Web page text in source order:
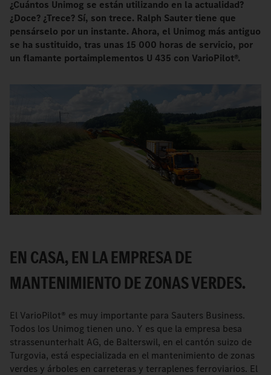
¿Cuántos Unimog se están utilizando en la actualidad?
¿Doce? ¿Trece? Sí, son trece. Ralph Sauter tiene que
pensárselo por un instante. Ahora, el Unimog más antiguo
se ha sustituido, tras unas 15 000 horas de servicio, por
un flamante portaimplementos U 435 con VarioPilot®.
EN CASA, EN LA EMPRESA DE
MANTENIMIENTO DE ZONAS VERDES.
El VarioPilot® es muy importante para Sauters Business.
Todos los Unimog tienen uno. Y es que la empresa besa
strassenunterhalt AG, de Balterswil, en el cantón suizo de
Turgovia, está especializada en el mantenimiento de zonas
verdes y árboles en carreteras y terraplenes ferroviarios. El